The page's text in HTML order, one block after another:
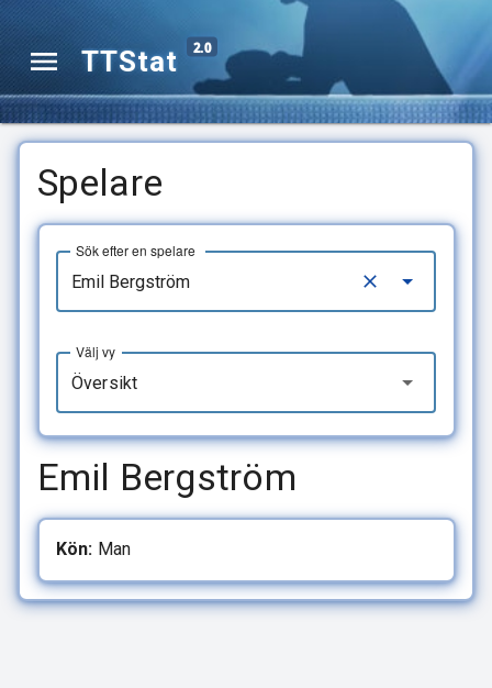
TTStat 2.0
Spelare
Sök efter en spelare
Översikt
Välj vy
Emil Bergström
Kön: Man